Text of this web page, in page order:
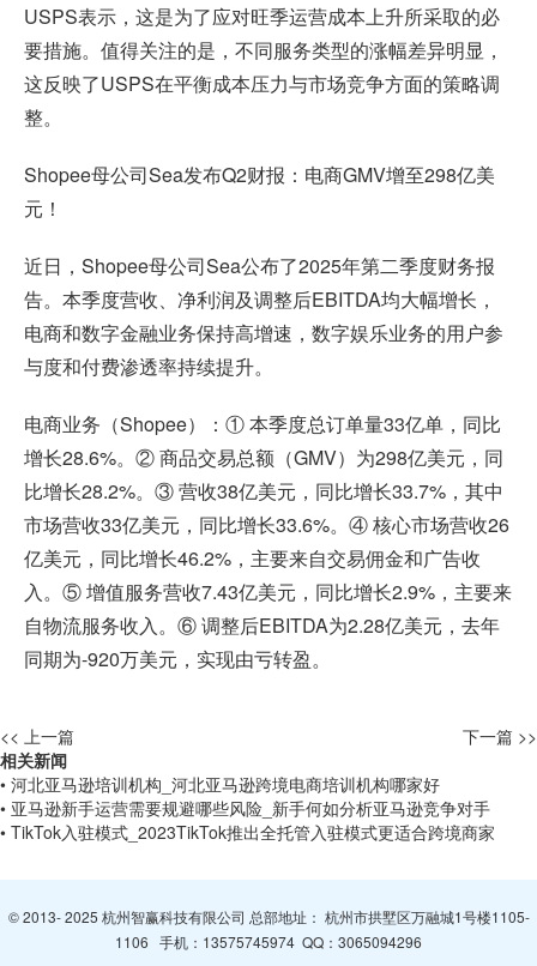
USPS表示，这是为了应对旺季运营成本上升所采取的必
要措施。值得关注的是，不同服务类型的涨幅差异明显，
这反映了USPS在平衡成本压力与市场竞争方面的策略调
整。
Shopee母公司Sea发布Q2财报：电商GMV增至298亿美
元！
近日，Shopee母公司Sea公布了2025年第二季度财务报
告。本季度营收、净利润及调整后EBITDA均大幅增长，
电商和数字金融业务保持高增速，数字娱乐业务的用户参
与度和付费渗透率持续提升。
电商业务（Shopee）：① 本季度总订单量33亿单，同比
增长28.6%。② 商品交易总额（GMV）为298亿美元，同
比增长28.2%。③ 营收38亿美元，同比增长33.7%，其中
市场营收33亿美元，同比增长33.6%。④ 核心市场营收26
亿美元，同比增长46.2%，主要来自交易佣金和广告收
入。⑤ 增值服务营收7.43亿美元，同比增长2.9%，主要来
自物流服务收入。⑥ 调整后EBITDA为2.28亿美元，去年
同期为-920万美元，实现由亏转盈。
<< 上一篇
下一篇 >>
相关新闻
• 河北亚马逊培训机构_河北亚马逊跨境电商培训机构哪家好
• 亚马逊新手运营需要规避哪些风险_新手何如分析亚马逊竞争对手
• TikTok入驻模式_2023TikTok推出全托管入驻模式更适合跨境商家
© 2013- 2025 杭州智赢科技有限公司 总部地址： 杭州市拱墅区万融城1号楼1105-
1106 手机： 13575745974 QQ： 3065094296